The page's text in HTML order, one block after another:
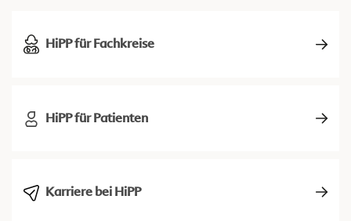
HiPP für Fachkreise
HiPP für Patienten
Karriere bei HiPP